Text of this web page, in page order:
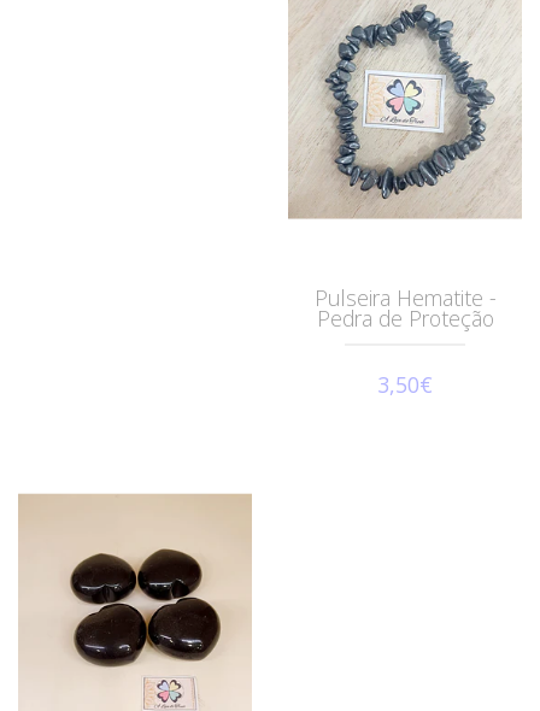
Pulseira Hematite -
Pedra de Proteção
3,50€